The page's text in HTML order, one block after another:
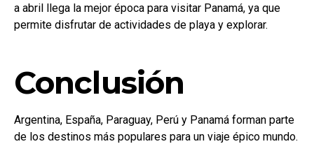
a abril llega la mejor época para visitar Panamá, ya que
permite disfrutar de actividades de playa y explorar.
Conclusión
Argentina, España, Paraguay, Perú y Panamá forman parte
de los destinos más populares para un viaje épico mundo.